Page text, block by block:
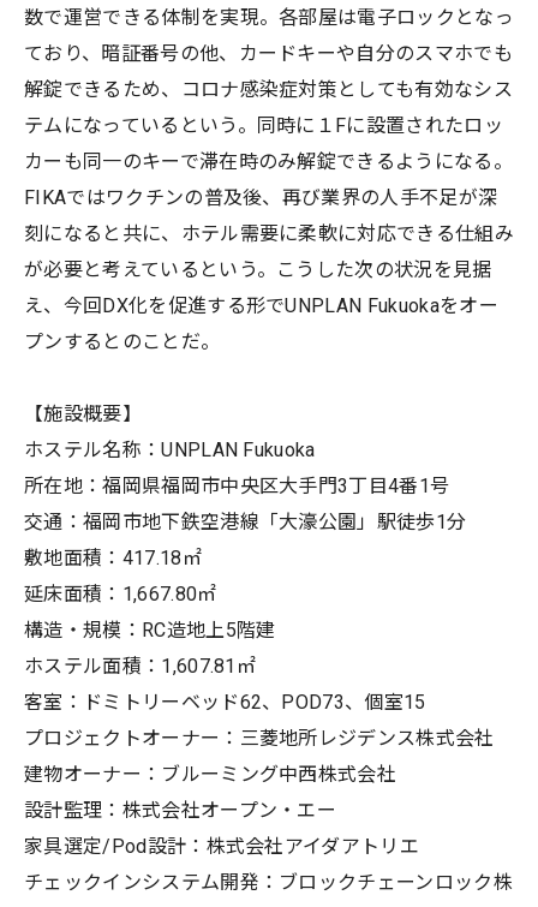
数で運営できる体制を実現。各部屋は電子ロックとなっ
ており、暗証番号の他、カードキーや自分のスマホでも
解錠できるため、コロナ感染症対策としても有効なシス
テムになっているという。同時に１Fに設置されたロッ
カーも同一のキーで滞在時のみ解錠できるようになる。
FIKAではワクチンの普及後、再び業界の人手不足が深
刻になると共に、ホテル需要に柔軟に対応できる仕組み
が必要と考えているという。こうした次の状況を見据
え、今回DX化を促進する形でUNPLAN Fukuokaをオー
プンするとのことだ。
【施設概要】
ホステル名称：UNPLAN Fukuoka
所在地：福岡県福岡市中央区大手門3丁目4番1号
交通：福岡市地下鉄空港線「大濠公園」駅徒歩1分
敷地面積：417.18㎡
延床面積：1,667.80㎡
構造・規模：RC造地上5階建
ホステル面積：1,607.81㎡
客室：ドミトリーベッド62、POD73、個室15
プロジェクトオーナー：三菱地所レジデンス株式会社
建物オーナー：ブルーミング中西株式会社
設計監理：株式会社オープン・エー
家具選定/Pod設計：株式会社アイダアトリエ
チェックインシステム開発：ブロックチェーンロック株